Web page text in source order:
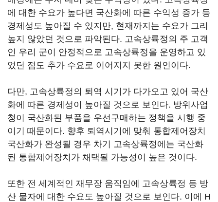
에 대한 수요가 높다면 국산화에 따른 수익성 증가 등
경제성도 높아질 수 있지만, 현재까지는 수요가 그리
높지 않았던 것으로 파악된다. 고속상륙정의 주 고객
인 우리 군이 안정적으로 고속상륙정을 운영하고 있
었던 점도 추가 수요로 이어지지 못한 원인이다.
다만, 고속상륙정의 퇴역 시기가 다가오고 있어 국산
화에 따른 경제성이 높아질 것으로 보인다. 방위사업
청이 국산화된 부품을 우선구매하는 정책을 시행 중
이기 때문이다. 향후 퇴역시기에 맞춰 통합제어장치
국산화가 완성될 경우 차기 고속상륙정에는 국산화
된 통합제어장치가 채택될 가능성이 높은 것이다.
또한 전 세계적인 재무장 움직임에 고속상륙정 등 방
산 물자에 대한 수요도 높아질 것으로 보인다. 이에 H